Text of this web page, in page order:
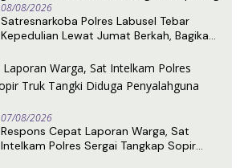
08/08/2026
Satresnarkoba Polres Labusel Tebar
Kepedulian Lewat Jumat Berkah, Bagikan
07/08/2026
Respons Cepat Laporan Warga, Sat
Intelkam Polres Sergai Tangkap Sopir